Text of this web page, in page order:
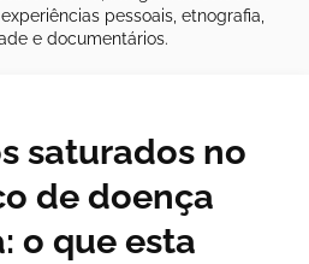
pessoais, etnografia,
e documentários.
saturados no
de doença
o que esta